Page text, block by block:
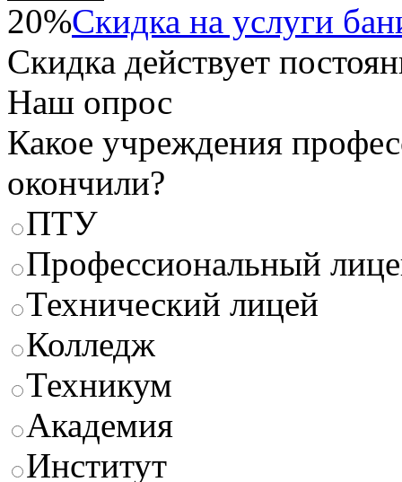
20%Скидка на услуги
Скидка действует
Наш опрос
Какое учреждения
окончили?
ПТУ
Профессиональный
Технический лицей
Колледж
Техникум
Академия
Институт